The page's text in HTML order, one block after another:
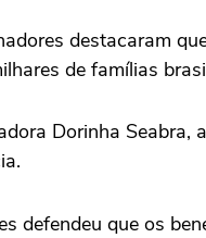
destacaram
de famílias
Dorinha
defendeu que os